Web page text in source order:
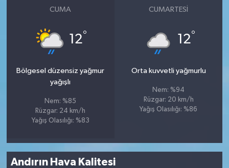
CUMA
12°
Bölgesel düzensiz yağmur
yağışlı
Nem: %85
Rüzgar: 24 km/h
Yağış Olasılığı: %83
CUMARTESI
12°
Orta kuvvetli yağmurlu
Nem: %94
Rüzgar: 20 km/h
Yağış Olasılığı: %86
Andırın Hava Kalitesi